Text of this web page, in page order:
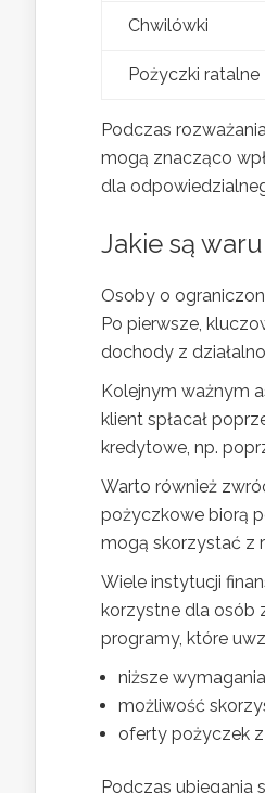
Chwilówki
Pożyczki ratalne
Podczas
mogą znacząco
dla
Jakie są
Osoby o
Po pierwsze,
dochody z
Kolejnym ważnym
klient spłacał
kredytowe, np.
Warto również
pożyczkowe biorą
mogą skorzystać z
Wiele instytucji
korzystne dla osób
programy, które
niższe
możliwość
oferty pożyczek
Podczas ubiegania